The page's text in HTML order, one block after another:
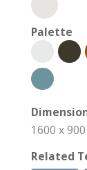
Palette
1600 x
Related